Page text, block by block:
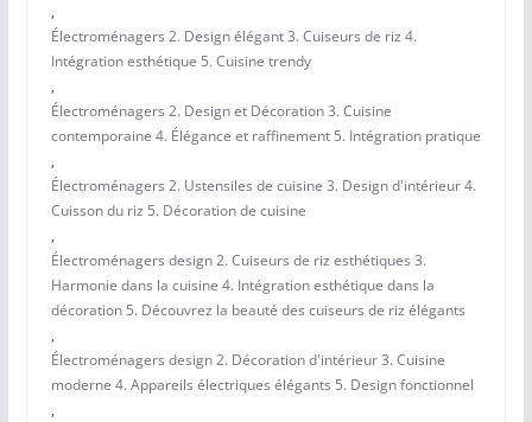
,
Électroménagers 2. Design élégant 3. Cuiseurs de riz 4.
Intégration esthétique 5. Cuisine trendy
,
Électroménagers 2. Design et Décoration 3. Cuisine
contemporaine 4. Élégance et raffinement 5. Intégration pratique
,
Électroménagers 2. Ustensiles de cuisine 3. Design d'intérieur 4.
Cuisson du riz 5. Décoration de cuisine
,
Électroménagers design 2. Cuiseurs de riz esthétiques 3.
Harmonie dans la cuisine 4. Intégration esthétique dans la
décoration 5. Découvrez la beauté des cuiseurs de riz élégants
,
Électroménagers design 2. Décoration d'intérieur 3. Cuisine
moderne 4. Appareils électriques élégants 5. Design fonctionnel
,